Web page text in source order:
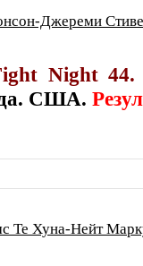
Джереми
Night 44.
США.
Те Хуна-Нейт